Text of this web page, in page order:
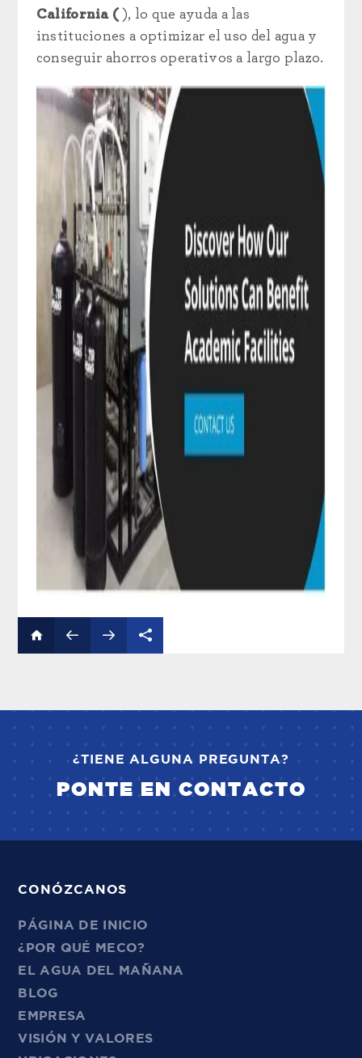
California ( ), lo que ayuda a las
instituciones a optimizar el uso del agua y
conseguir ahorros operativos a largo plazo.
¿TIENE ALGUNA PREGUNTA?
PONTE EN CONTACTO
CONÓZCANOS
PÁGINA DE INICIO
¿POR QUÉ MECO?
EL AGUA DEL MAÑANA
BLOG
EMPRESA
VISIÓN Y VALORES